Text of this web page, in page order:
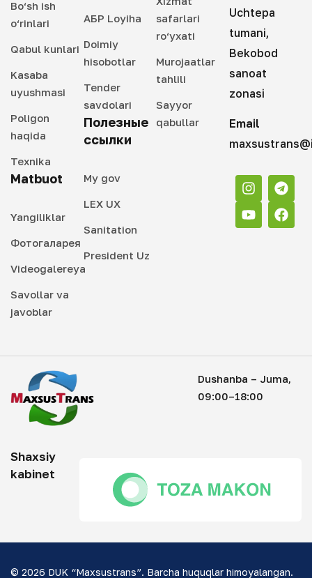
Bo‘sh ish
o‘rinlari
Qabul kunlari
Kasaba
uyushmasi
Poligon
haqida
Texnika
Matbuot
Yangiliklar
Фотогаларея
Videogalereya
Savollar va
javoblar
АБР Loyiha
Doimiy
hisobotlar
Tender
savdolari
Полезные
ссылки
My gov
LEX UX
Sanitation
President Uz
safarlari
ro‘yxati
Murojaatlar
tahlili
Sayyor
qabullar
Uchtepa
tumani,
Bekobod
sanoat
zonasi
Email
Dushanba – Juma,
09:00–18:00
Shaxsiy
kabinet
© 2026 DUK “Maxsustrans”. Barcha huquqlar himoyalangan.